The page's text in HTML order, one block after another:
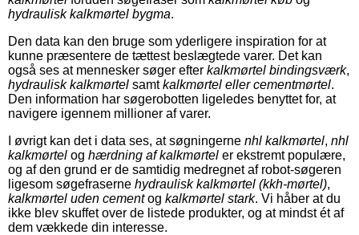
hydraulisk kalkmørtel bygma.
Den data kan den bruge som yderligere inspiration for at
kunne præsentere de tættest beslægtede varer. Det kan
også ses at mennesker søger efter kalkmørtel bindingsværk,
hydraulisk kalkmørtel samtkalkmørtel eller cementmørtel.
Den information har søgerobotten ligeledes benyttet for, at
navigere igennem millioner af varer.
I øvrigt kan det i data ses, at søgningerne nhl kalkmørtel, nhl
kalkmørtel og hærdning af kalkmørtel er ekstremt populære,
og af den grund er de samtidig medregnet af robot-søgeren
ligesom søgefraserne hydraulisk kalkmørtel (kkh-mørtel),
kalkmørtel uden cementog kalkmørtel stark. Vi håber at du
ikke blev skuffet over de listede produkter, og at mindst ét af
dem vækkede din interesse.